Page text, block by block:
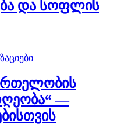
და სოფლის
—